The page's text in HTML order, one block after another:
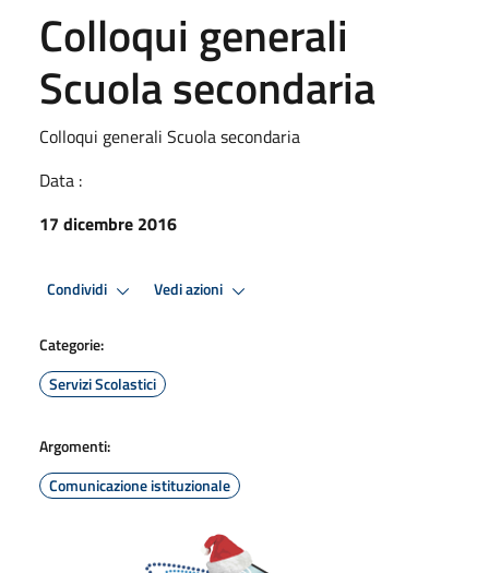
Colloqui generali
Scuola secondaria
Colloqui generali Scuola secondaria
Data :
17 dicembre 2016
Condividi Vedi azioni
Categorie:
Servizi Scolastici
Argomenti:
Comunicazione istituzionale